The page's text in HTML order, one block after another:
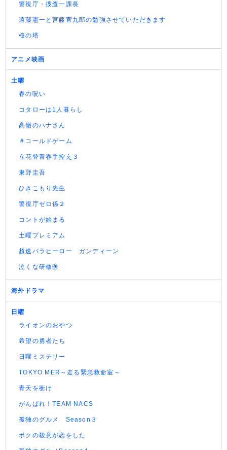
警視庁・捜査一課長
遠藤憲一と宮藤官九郎の勉強させていただきます
桜の塔
アニメ映画
土曜
春の呪い
コタローは1人暮らし
高嶺のハナさん
＃コールドゲーム
立花登青春手控え３
東野圭吾
ひきこもり先生
警視庁ゼロ係２
コントが始まる
土曜プレミアム
超速パラヒーロー ガンディーン
泣くな研修医
海外ドラマ
日曜
ライオンのおやつ
希望の勇者たち
日曜ミステリー
TOKYO MER～走る緊急救命室～
青天を衝け
がんばれ！TEAM NACS
孤独のグルメ Season３
ボクの殺意が恋をした